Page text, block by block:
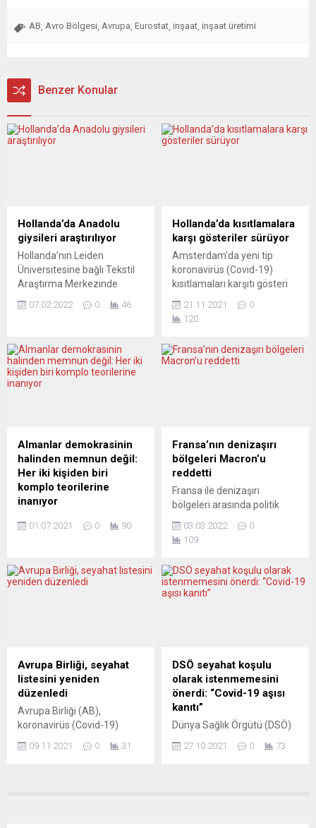
AB Avro Bölgesi Avrupa Eurostat inşaat inşaat üretimi
Benzer Konular
Hollanda’da Anadolu
giysileri araştırılıyor
Hollanda’nın Leiden
Üniversitesine bağlı Tekstil
Araştırma Merkezinde
dünyanın farklı yerlerinden
ürünlerinin toplumdaki yeri
ile rolü üzerine araştırmalar
yapılıyor. İslam
Üniversitesine bağlı
merkezde Orta Asya,
Avrupa, Orta Doğu, Afrika ve
Amerika’dan getirilen...
07.02.2022 0 46
Hollanda’da kısıtlamalara
karşı gösteriler sürüyor
Amsterdam’da yeni tip
koronavirüs (Covid-19)
kısıtlamaları karşıtı gösteri
kalabalık bir grup Dam
meydanında toplanarak
grupların Amsterdam’da
meydanında toplanan
yaklaşık bin kişilik gruba
polis, yürüyüş boyunca eşlik
21.11.2021
0
120
Almanlar demokrasinin
halinden memnun değil:
Her iki kişiden biri
komplo teorilerine
inanıyor
Almanya’da her iki kişiden
“arkalarındaki güçlerin
kişiyle yapılan anketlere
dayanan bir araştırma,
halkla demokratik sistem
zayıfladığını ortaya koydu.
Robert Bosch Vakfı ile sivil...
01.07.2021 0 90
Fransa’nın denizaşırı
bölgeleri Macron’u
reddetti
Fransa ile denizaşırı
bölgeleri arasında politik
bölgelerde ilk turda
çoğunluk sol popülist Jean-
verirken, ikinci turda Marine
Le Pen oyların yüzde 58’ini
ilişkilerinde yaşanan derin
krizi de ortaya çıkardı. LE
FIGARO (Fransa) İŞ DE...
03.03.2022
0
109
Avrupa Birliği, seyahat
listesini yeniden
düzenledi
Avrupa Birliği (AB),
koronavirüs (Covid-19)
seyahat kısıtlamalarından
09.11.2021 0 31
DSÖ seyahat koşulu
olarak istenmemesini
önerdi: “Covid-19 aşısı
kanıtı”
Dünya Sağlık Örgütü (DSÖ)
üyesi 194 ülkeye
27.10.2021 0 73